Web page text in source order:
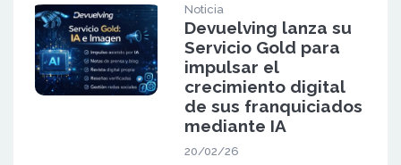
Noticia
Devuelving lanza su
Servicio Gold para
impulsar el
crecimiento digital
de sus franquiciados
mediante IA
20/02/26